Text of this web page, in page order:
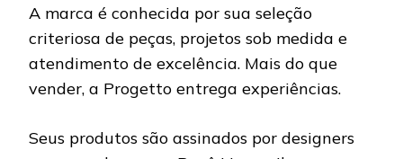
A marca é conhecida por sua seleção
criteriosa de peças, projetos sob medida e
atendimento de excelência. Mais do que
vender, a Progetto entrega experiências.
Seus produtos são assinados por designers